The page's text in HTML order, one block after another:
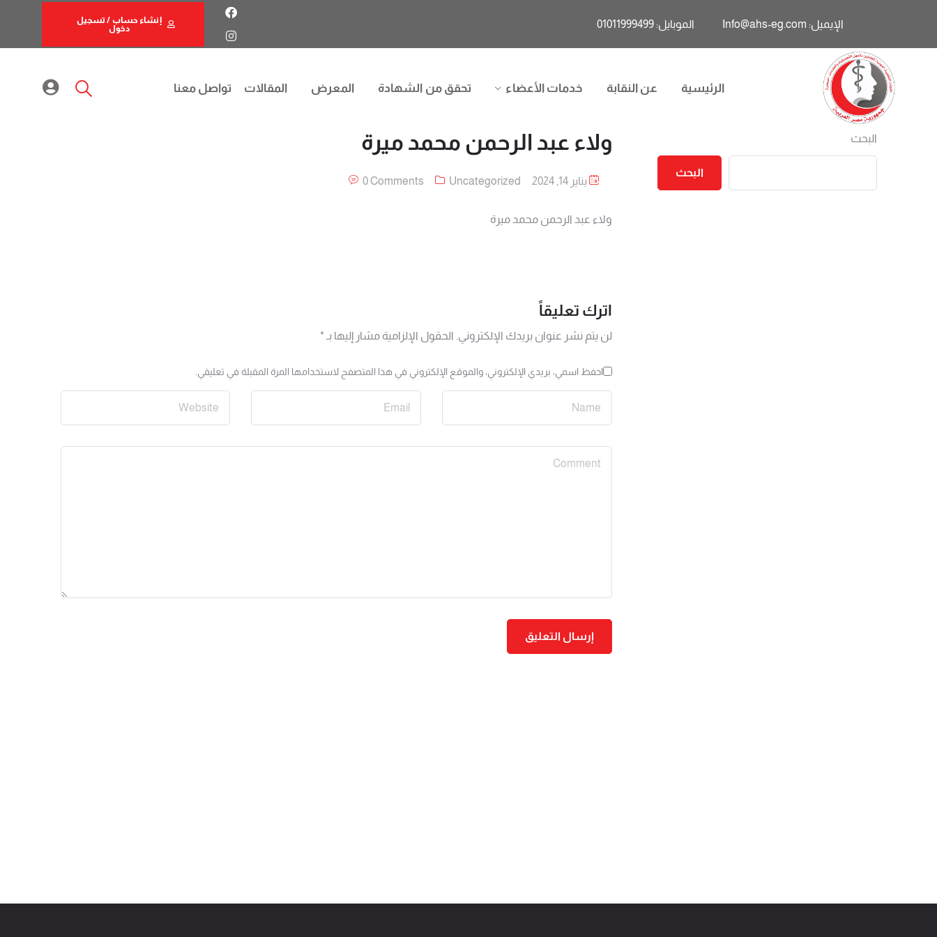
الإيميل: Info@ahs-eg.com الموبايل: 01011999499
إنشاء حساب / تسجيل
دخول
الرئيسية عن النقابة خدمات الأعضاء تحقق من الشهادة المعرض المقالات تواصل معنا
ولاء عبد الرحمن محمد ميرة
يناير 14, 2024 Uncategorized
0 Comments
ولاء عبد الرحمن محمد ميرة
اترك تعليقاً
لن يتم نشر عنوان بريدك الإلكتروني. الحقول الإلزامية مشار إليها بـ *
احفظ اسمي، بريدي الإلكتروني، والموقع الإلكتروني في هذا المتصفح لاستخدامها المرة المقبلة في تعليقي.
البحث
البحث